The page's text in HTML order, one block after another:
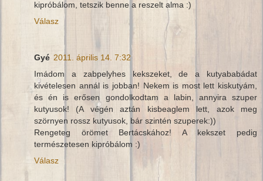
kipróbálom, tetszik benne a reszelt alma :)
Válasz
Gyé 2011. április 14. 7:32
Imádom a zabpelyhes kekszeket, de a kutyababádat
kivételesen annál is jobban! Nekem is most lett kiskutyám,
és én is erősen gondolkodtam a labin, annyira szuper
kutyusok! (A végén aztán kisbeaglem lett, azok meg
szörnyen rossz kutyusok, bár szintén szuperek:))
Rengeteg örömet Bertácskához! A kekszet pedig
természetesen kipróbálom :)
Válasz